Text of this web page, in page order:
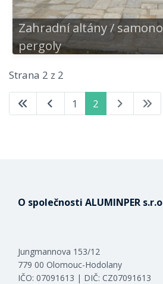
Zahradní altány /
pergoly
Strana 2 z 2
1 2
O společnosti ALUMINPER
Jungmannova 153/12
779 00 Olomouc-Hodolany
IČO: 07091613 | DIČ: CZ07091613